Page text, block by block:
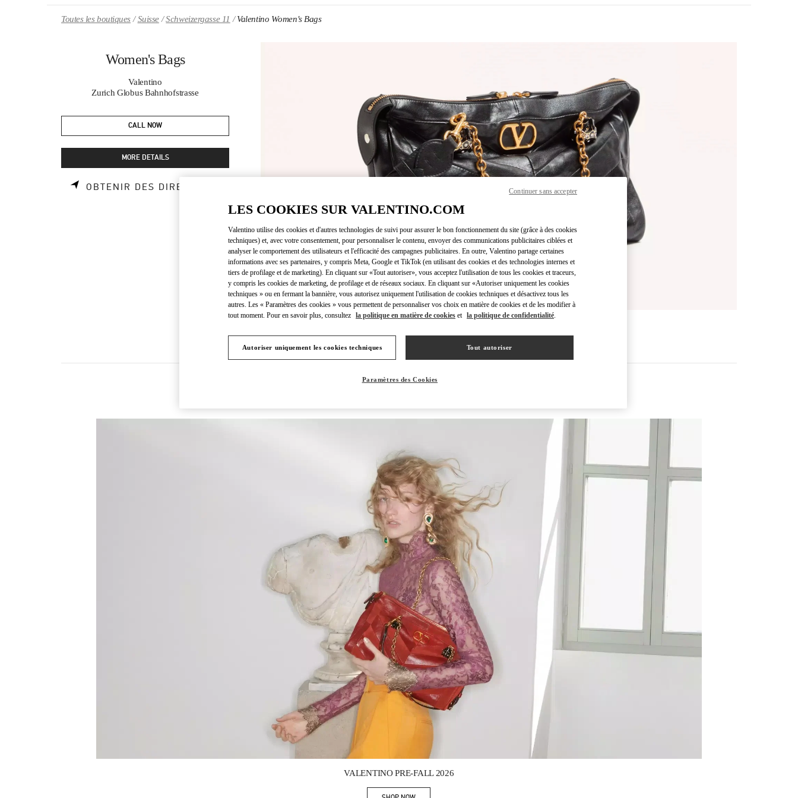
Toutes les boutiques Suisse Schweizergasse 11 Valentino Women's Bags
Women's Bags
Valentino
Zurich Globus Bahnhofstrasse
CALL NOW
MORE DETAILS
OBTENIR DES DIRECTIONS
Link Opens in New Tab
VALENTINO PRE-FALL 2026
LES COOKIES SUR VALENTINO.COM
Valentino utilise des cookies et d'autres technologies de suivi pour assurer le bon fonctionnement du site (grâce à des cookies
techniques) et, avec votre consentement, pour personnaliser le contenu, envoyer des communications publicitaires ciblées et
analyser le comportement des utilisateurs et l'efficacité des campagnes publicitaires. En outre, Valentino partage certaines
informations avec ses partenaires, y compris Meta, Google et TikTok (en utilisant des cookies et des technologies internes et
tiers de profilage et de marketing). En cliquant sur «Tout autoriser», vous acceptez l'utilisation de tous les cookies et traceurs,
y compris les cookies de marketing, de profilage et de réseaux sociaux. En cliquant sur «Autoriser uniquement les cookies
techniques » ou en fermant la bannière, vous autorisez uniquement l'utilisation de cookies techniques et désactivez tous les
autres. Les « Paramètres des cookies » vous permettent de personnaliser vos choix en matière de cookies et de les modifier à
tout moment. Pour en savoir plus, consultez la politique en matière de cookies et la politique de confidentialité
Autoriser uniquement les cookies techniques Tout autoriser
Paramètres des Cookies
Continuer sans accepter